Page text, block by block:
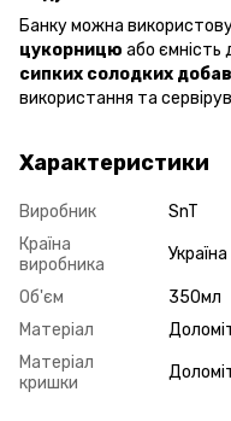
Банку можна
цукорницю або ємність
сипких солодких
використання та
Характеристики
Виробник
SnT
Країна
виробника
Україна
Об'єм
350мл
Матеріал
Матеріал
кришки